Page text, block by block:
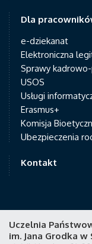
Dla
e-dziekanat
Elektroniczna
Sprawy
USOS
Usługi
Erasmus+
Komisja
Ubezpieczenia
Kontakt
Uczelnia
im. Jana Grodka w